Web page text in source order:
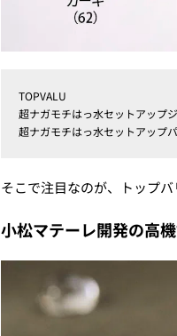
TOPVALU
超ナガモチはっ水セットアップ
超ナガモチはっ水セットアップ
そこで注目なのが、トップ
小松マテーレ開発の高